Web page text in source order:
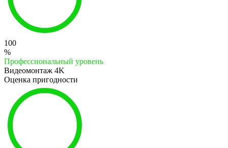
100
%
Профессиональный уровень
Видеомонтаж 4K
Оценка пригодности